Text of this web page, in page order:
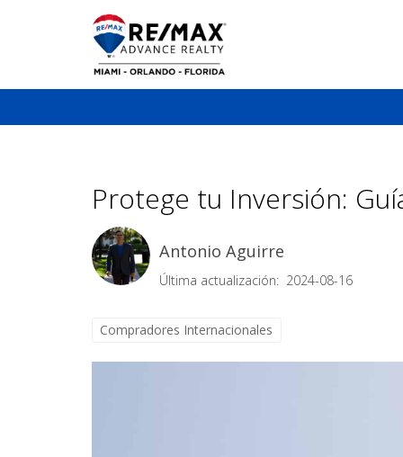
Protege tu Inversión:
Antonio Aguirre
Última actualización: 2024-08-16
Compradores Internacionales